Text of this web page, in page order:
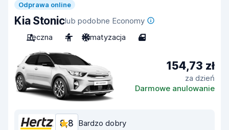
Odprawa online
Kia Stoniclub podobne Economy
Ręczna
4 Klimatyzacja 4
154,73 zł
za dzień
Darmowe anulowanie
8,8 Bardzo dobry